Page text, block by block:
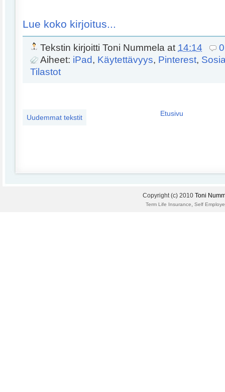
Lue koko kirjoitus...
Tekstin kirjoitti Toni Nummela at 14:14
Aiheet: iPad, Käytettävyys, Pinterest,
Tilastot
Uudemmat tekstit Etusivu
Copyright (c) 2010 Toni
Term Life Insurance Self